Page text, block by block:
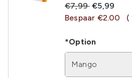
Recommended
€7,99Huidige
€5,99
Bespaar €2.00
(
*Option
Mango